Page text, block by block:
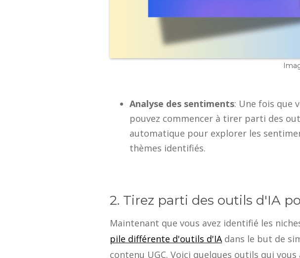
Analyse des sentiments: Une fois que
pouvez commencer à tirer parti des
automatique pour explorer les
thèmes identifiés.
2. Tirez parti des outils d'IA
Maintenant que vous avez identifié les
pile différente d'outils d'IA dans le but de
contenu UGC. Voici quelques outils qui